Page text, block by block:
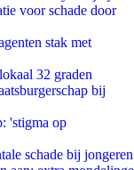
voor schade door
stak met
32 graden
bij
'stigma op
schade bij jongeren